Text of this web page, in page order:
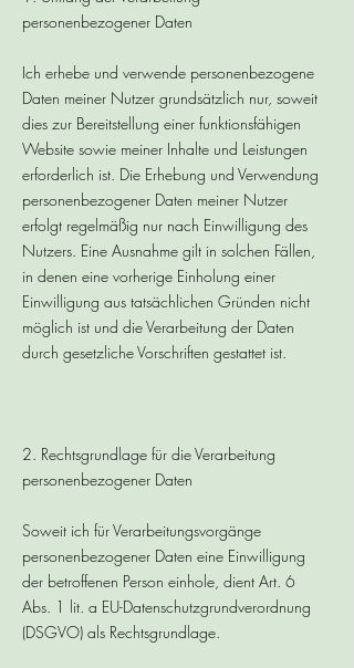
personenbezogener Daten
Ich erhebe und verwende personenbezogene
Daten meiner Nutzer grundsätzlich nur, soweit
dies zur Bereitstellung einer funktionsfähigen
Website sowie meiner Inhalte und Leistungen
erforderlich ist. Die Erhebung und Verwendung
personenbezogener Daten meiner Nutzer
erfolgt regelmäßig nur nach Einwilligung des
Nutzers. Eine Ausnahme gilt in solchen Fällen,
in denen eine vorherige Einholung einer
Einwilligung aus tatsächlichen Gründen nicht
möglich ist und die Verarbeitung der Daten
durch gesetzliche Vorschriften gestattet ist.
2. Rechtsgrundlage für die Verarbeitung
personenbezogener Daten
Soweit ich für Verarbeitungsvorgänge
personenbezogener Daten eine Einwilligung
der betroffenen Person einhole, dient Art. 6
Abs. 1 lit. a EU-Datenschutzgrundverordnung
(DSGVO) als Rechtsgrundlage.